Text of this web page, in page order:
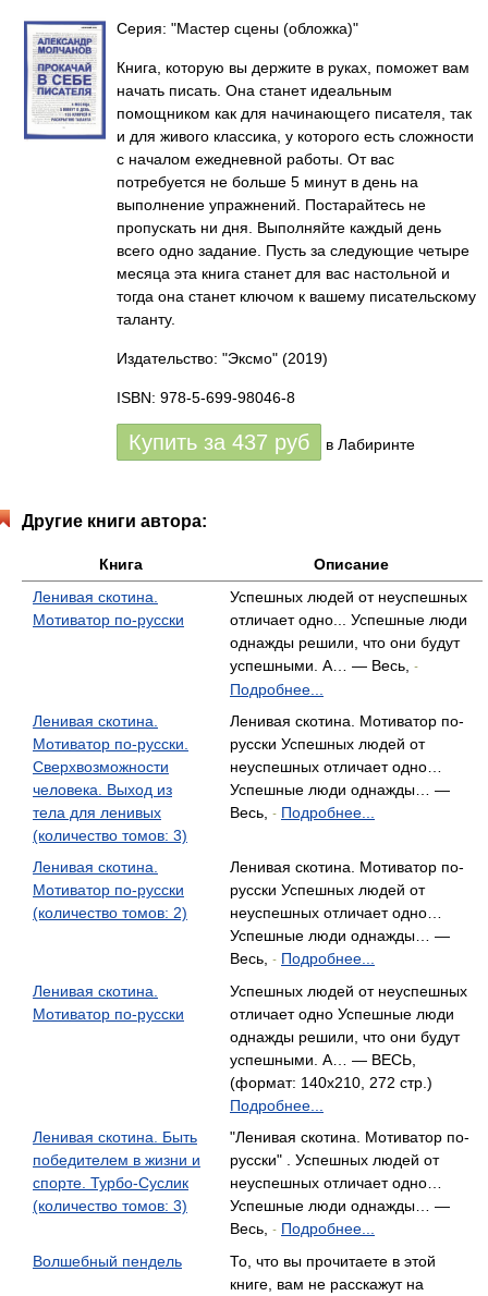
Серия: "Мастер сцены (обложка)"
Книга, которую вы держите в руках, поможет вам
начать писать. Она станет идеальным
помощником как для начинающего писателя, так
и для живого классика, у которого есть сложности
с началом ежедневной работы. От вас
потребуется не больше 5 минут в день на
выполнение упражнений. Постарайтесь не
пропускать ни дня. Выполняйте каждый день
всего одно задание. Пусть за следующие четыре
месяца эта книга станет для вас настольной и
тогда она станет ключом к вашему писательскому
таланту.
Издательство: "Эксмо" (2019)
ISBN: 978-5-699-98046-8
Купить за 437 руб в Лабиринте
Другие книги автора:
Книга
Описание
Ленивая скотина.
Мотиватор по-русски
Успешных людей от неуспешных
отличает одно... Успешные люди
однажды решили, что они будут
успешными. А… — Весь,
-
Подробнее...
Ленивая скотина.
Мотиватор по-русски.
Сверхвозможности
человека. Выход из
тела для ленивых
(количество томов: 3)
Ленивая скотина. Мотиватор по-
русски Успешных людей от
неуспешных отличает одно…
Успешные люди однажды… —
Весь,
- Подробнее...
Ленивая скотина.
Мотиватор по-русски
(количество томов: 2)
Ленивая скотина. Мотиватор по-
русски Успешных людей от
неуспешных отличает одно…
Успешные люди однажды… —
Весь,
- Подробнее...
Ленивая скотина.
Мотиватор по-русски
Успешных людей от неуспешных
отличает одно Успешные люди
однажды решили, что они будут
успешными. А… — ВЕСЬ,
(формат: 140x210, 272 стр.)
Подробнее...
Ленивая скотина. Быть
победителем в жизни и
спорте. Турбо-Суслик
(количество томов: 3)
"Ленивая скотина. Мотиватор по-
русски" . Успешных людей от
неуспешных отличает одно…
Успешные люди однажды… —
Весь,
- Подробнее...
Волшебный пендель
То, что вы прочитаете в этой
книге, вам не расскажут на